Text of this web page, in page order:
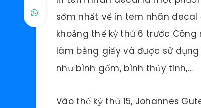
sớm nhất về in tem nhãn
khoảng thế kỷ thứ 6 trước
làm bằng giấy và được sử
như bình gốm, bình thủy tinh,…
Vào thế kỷ thứ 15, Johannes